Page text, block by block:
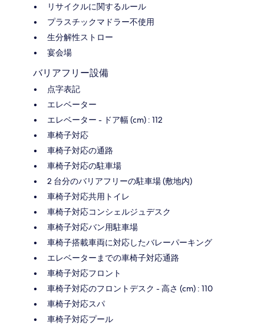
リサイクルに関するルール
プラスチックマドラー不使用
生分解性ストロー
宴会場
バリアフリー設備
点字表記
エレベーター
エレベーター - ドア幅 (cm) : 112
車椅子対応
車椅子対応の通路
車椅子対応の駐車場
2 台分のバリアフリーの駐車場 (敷地内)
車椅子対応共用トイレ
車椅子対応コンシェルジュデスク
車椅子対応バン用駐車場
車椅子搭載車両に対応したバレーパーキング
エレベーターまでの車椅子対応通路
車椅子対応フロント
車椅子対応のフロントデスク - 高さ (cm) : 110
車椅子対応スパ
車椅子対応プール